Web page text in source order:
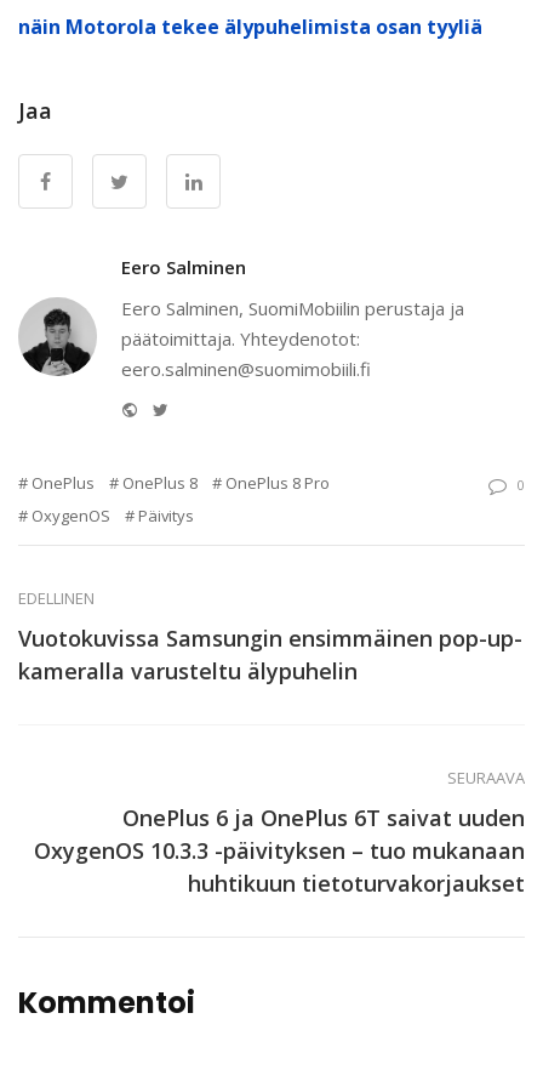
näin Motorola tekee älypuhelimista osan tyyliä
Jaa
Eero Salminen
Eero Salminen, SuomiMobiilin perustaja ja
päätoimittaja. Yhteydenotot:
eero.salminen@suomimobiili.fi
Website
OnePlus OnePlus 8
OnePlus 8 Pro
OxygenOS
Päivitys
0
EDELLINEN
Vuotokuvissa Samsungin ensimmäinen pop-up-
kameralla varusteltu älypuhelin
SEURAAVA
OnePlus 6 ja OnePlus 6T saivat uuden
OxygenOS 10.3.3 -päivityksen – tuo mukanaan
huhtikuun tietoturvakorjaukset
Kommentoi